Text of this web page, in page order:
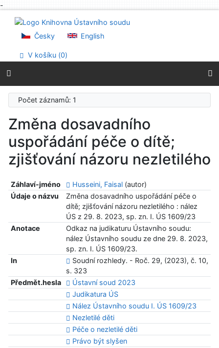
-
Přejít na menu
Prohlášení o webové přístupnosti
Česky English
V košíku (0)
Počet záznamů: 1
Změna dosavadního
uspořádání péče o dítě;
zjišťování názoru nezletilého
Záhlaví-jméno Husseini, Faisal(autor)
Údaje o názvu
Změna dosavadního uspořádání péče o
dítě; zjišťování názoru nezletilého : nález
ÚS z 29. 8. 2023, sp. zn. I. ÚS 1609/23
Anotace
Odkaz na judikaturu Ústavního soudu:
nález Ústavního soudu ze dne 29. 8. 2023,
sp. zn. I. ÚS 1609/23.
In
Soudní rozhledy. - Roč. 29, (2023), č. 10,
s. 323
Předmět.hesla
Ústavní soud 2023
Judikatura ÚS
Nález Ústavního soudu I. ÚS 1609/23
Nezletilé děti
Péče o nezletilé děti
Právo být slyšen